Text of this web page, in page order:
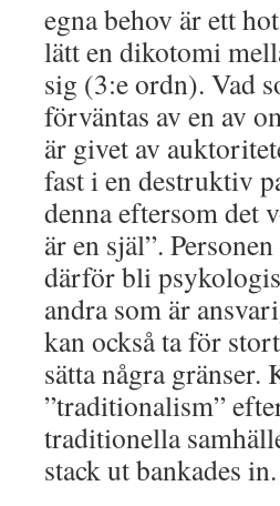
egna behov är ett
lätt en dikotomi
sig (3:e ordn). Vad
förväntas av en av
är givet av
fast i en destruktiv
denna eftersom det
är en själ”.
därför bli
andra som är
kan också ta för
sätta några gränser.
”traditionalism”
traditionella
stack ut bankades in.